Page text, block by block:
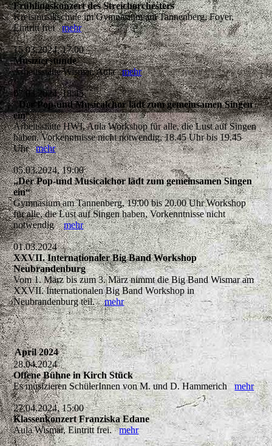
Frühlingskonzert des Streichorchesters
Kreismusikschule im Gymnasium am Tannenberg, Foyer,
Eintritt freimehr
15.03.2024, 17:00
Musizierstunde
Arbeitsstätte Wismar, Aulamehr
07.03.2024, 18:45
"Der Pop-und Musicalchor lädt zum gemeinsamen Singen
ein“
Arbeitsstätte HWI, Aula Workshop für alle, die Lust auf Singen
haben, Vorkenntnisse nicht notwendig, 18.45 Uhr bis 19.45
Uhrmehr
05.03.2024, 19:00
„Der Pop-und Musicalchor lädt zum gemeinsamen Singen
ein“
Gymnasium am Tannenberg, 19.00 bis 20.00 Uhr Workshop
für alle, die Lust auf Singen haben, Vorkenntnisse nicht
notwendigmehr
01.03.2024
XXVII. Internationaler Big Band Workshop
Neubrandenburg
Vom 1. März bis zum 3. März nimmt die Big Band Wismar am
XXVII. Internationalen Big Band Workshop in
Neubrandenburg teil.mehr
April 2024
28.04.2024
Offene Bühne in Kirch Stück
Es musizieren SchülerInnen von M. und D. Hammerichmehr
27.04.2024, 15:00
Klassenkonzert Franziska Edane
Aula Wismar, Eintritt frei.mehr